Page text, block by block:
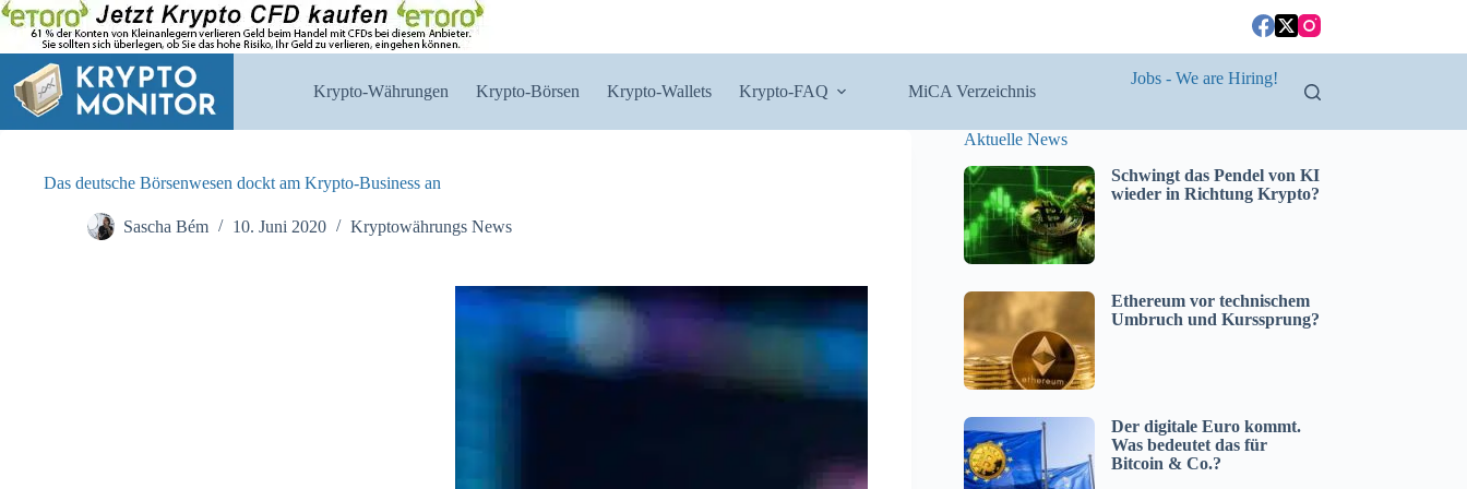
Zum
Inhalt
springen
Krypto-Währungen Krypto-Börsen Krypto-Wallets Krypto-FAQ MiCA Verzeichnis
Jobs - We are Hiring!
Das deutsche Börsenwesen dockt am Krypto-Business an
Sascha Bém 10. Juni 2020 Kryptowährungs News
Aktuelle News
Schwingt das Pendel von KI
wieder in Richtung Krypto?
Ethereum vor technischem
Umbruch und Kurssprung?
Der digitale Euro kommt.
Was bedeutet das für
Bitcoin & Co.?